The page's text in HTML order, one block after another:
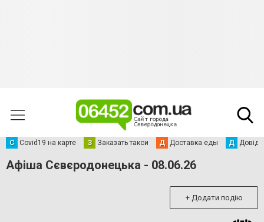
С Сovid19 на карте З Заказать такси Д Доставка еды Д
Афіша Сєвєродонецька - 08.06.26
+ Додати подію